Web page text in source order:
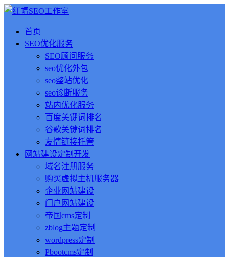
首页
SEO优化服务
SEO顾问服务
seo优化外包
seo整站优化
seo诊断服务
站内优化服务
百度关键词排名
谷歌关键词排名
友情链接托管
网站建设定制开发
域名注册服务
购买虚拟主机服务器
企业网站建设
门户网站建设
帝国cms定制
zblog主题定制
wordpress定制
Pbootcms定制